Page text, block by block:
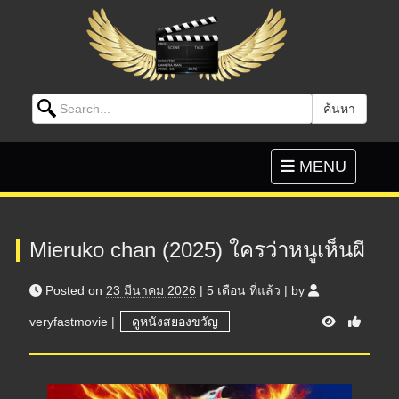
Search for: ค้นหา
Toggle
navigation
MENU
Mieruko chan (2025) ใครว่าหนูเห็นผี
Posted on 23 มีนาคม 2026 | 5 เดือน ที่แล้ว | by
veryfastmovie | ดูหนังสยองขวัญ V
i
e